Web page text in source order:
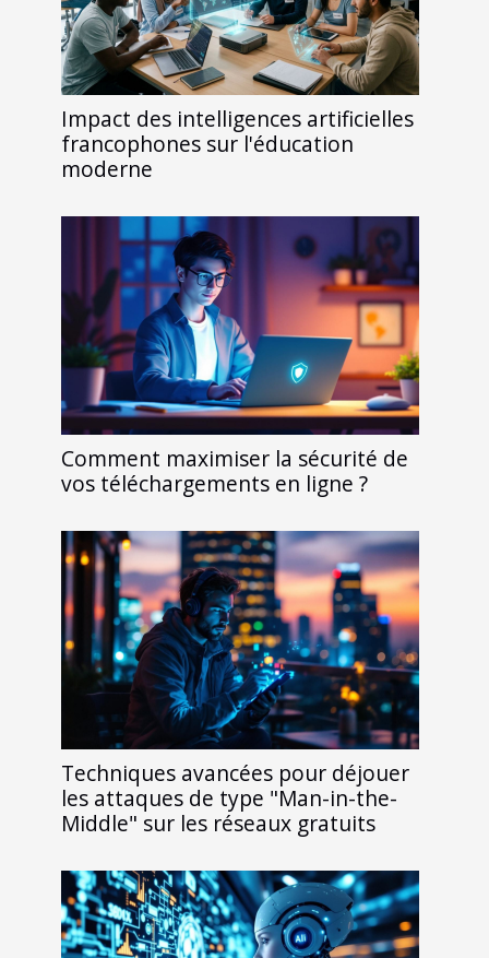
Impact des intelligences artificielles
francophones sur l'éducation
moderne
Comment maximiser la sécurité de
vos téléchargements en ligne ?
Techniques avancées pour déjouer
les attaques de type "Man-in-the-
Middle" sur les réseaux gratuits